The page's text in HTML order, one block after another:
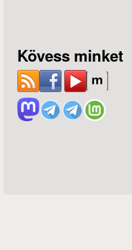
Kövess minket